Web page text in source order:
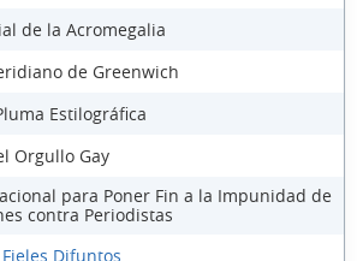
de la Acromegalia
de Greenwich
Estilográfica
Orgullo Gay
para Poner Fin a la Impunidad de
contra Periodistas
Difuntos